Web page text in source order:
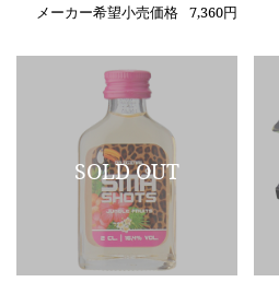
メーカー希望小売価格 7,360円